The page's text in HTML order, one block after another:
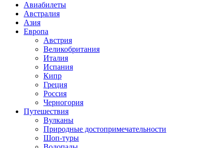
Авиабилеты
Австралия
Азия
Европа
Австрия
Великобритания
Италия
Испания
Кипр
Греция
Россия
Черногория
Путешествия
Вулканы
Природные достопримечательности
Шоп-туры